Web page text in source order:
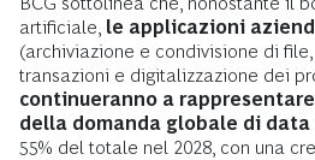
artificiale, le applicazioni
(archiviazione e condivisione di
transazioni e digitalizzazione dei
continueranno a
della domanda globale di data
55% del totale nel 2028, con una